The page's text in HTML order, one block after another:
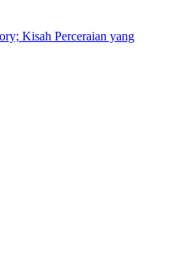
Kisah Perceraian yang